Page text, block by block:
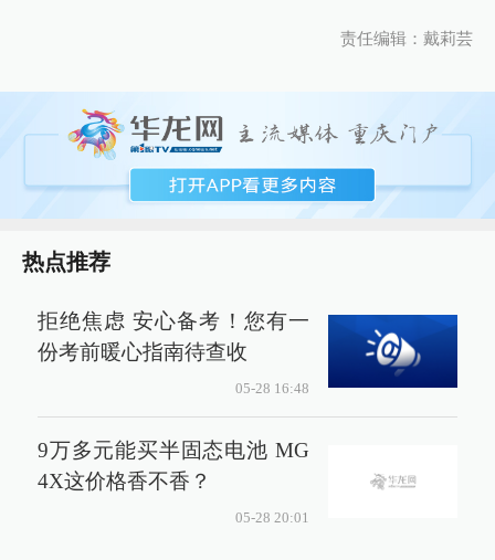
责任编辑：戴莉芸
热点推荐
拒绝焦虑 安心备考！您有一
份考前暖心指南待查收
05-28 16:48
9万多元能买半固态电池 MG
4X这价格香不香？
05-28 20:01